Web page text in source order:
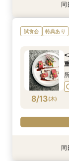
8/12(水)
8/12(水)
8/12(水)
◆
同
試食会 特典あり
8/13(木)
同